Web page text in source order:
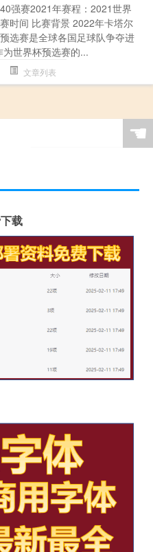
强赛2021年赛程：2021世界
时间 比赛背景 2022年卡塔尔
选赛是全球各国足球队争夺进
世界杯预选赛的...
文章列表
☚
载